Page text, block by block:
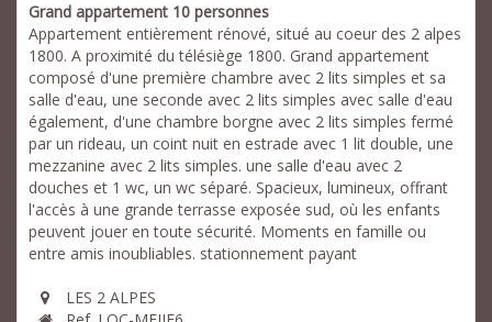
Grand appartement 10 personnes
Appartement entièrement rénové, situé au coeur des 2 alpes
1800. A proximité du télésiège 1800. Grand appartement
composé d'une première chambre avec 2 lits simples et sa
salle d'eau, une seconde avec 2 lits simples avec salle d'eau
également, d'une chambre borgne avec 2 lits simples fermé
par un rideau, un coint nuit en estrade avec 1 lit double, une
mezzanine avec 2 lits simples. une salle d'eau avec 2
douches et 1 wc, un wc séparé. Spacieux, lumineux, offrant
l'accès à une grande terrasse exposée sud, où les enfants
peuvent jouer en toute sécurité. Moments en famille ou
entre amis inoubliables. stationnement payant
LES 2 ALPES